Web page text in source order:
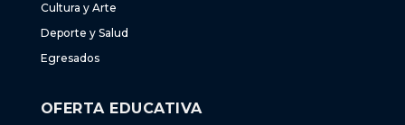
Cultura y Arte
Deporte y Salud
Egresados
OFERTA EDUCATIVA